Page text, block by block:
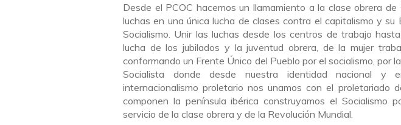
Desde el PCOC hacemos un llamamiento a la clase obrera
luchas en una única lucha de clases contra el capitalismo y su
Socialismo. Unir las luchas desde los centros de trabajo
lucha de los jubilados y la juventud obrera, de la mujer
conformando un Frente Único del Pueblo por el socialismo, por
Socialista donde desde nuestra identidad nacional y
internacionalismo proletario nos unamos con el proletariado
componen la península ibérica construyamos el Socialismo
servicio de la clase obrera y de la Revolución Mundial.